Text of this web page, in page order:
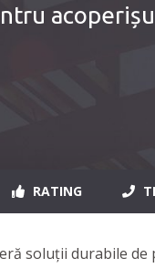
RATING
soluții durabile